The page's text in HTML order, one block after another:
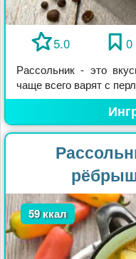
5.0 0
Рассольник - это
чаще всего варят с
59 ккал